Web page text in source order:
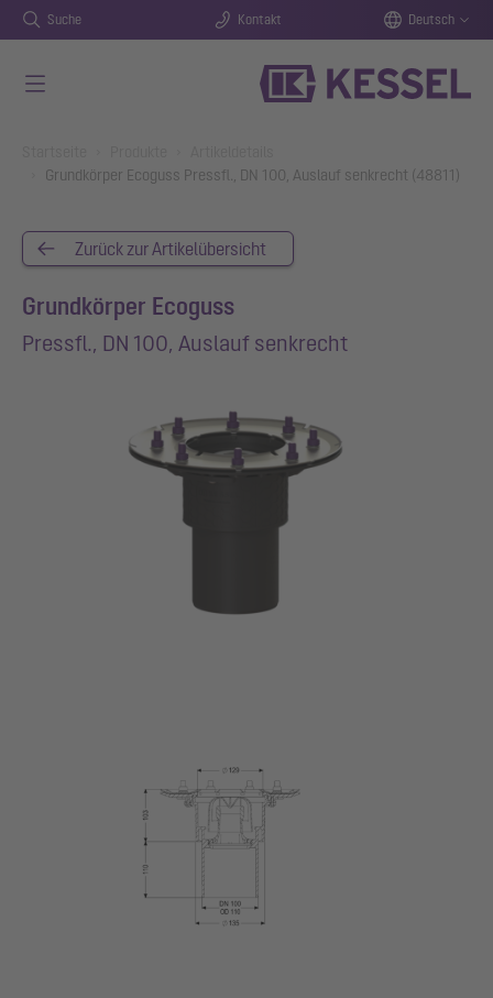
Suche Kontakt Deutsch
Grundkörper Ecoguss Pressfl., DN 100, Auslauf senkrecht (48811)
Zurück zur Artikelübersicht
Grundkörper Ecoguss
Pressfl., DN 100, Auslauf senkrecht